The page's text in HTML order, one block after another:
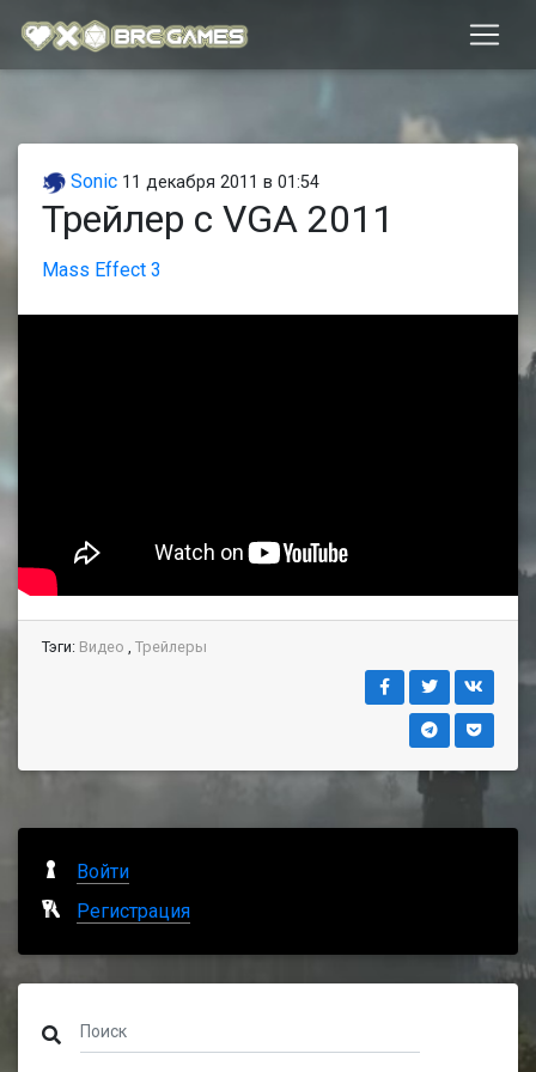
Sonic 11 декабря 2011 в 01:54
Трейлер с VGA 2011
Mass Effect 3
Тэги: Видео , Трейлеры
Войти
Регистрация